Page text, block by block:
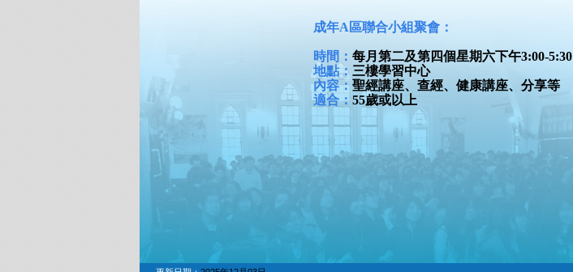
成年A區聯合小組聚會：
時間： 每月第二及第四個星期六下午3:00-5:30
地點： 三樓學習中心
內容： 聖經講座、查經、健康講座、分享等
適合： 55歲或以上